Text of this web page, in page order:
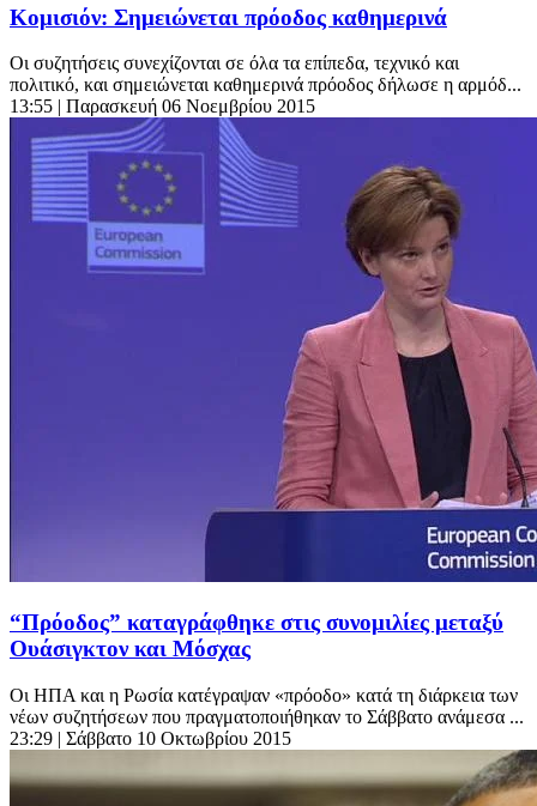
Κομισιόν: Σημειώνεται πρόοδος καθημερινά
Οι συζητήσεις συνεχίζονται σε όλα τα επίπεδα, τεχνικό και
πολιτικό, και σημειώνεται καθημερινά πρόοδος δήλωσε η αρμόδ...
13:55 | Παρασκευή 06 Νοεμβρίου 2015
“Πρόοδος” καταγράφθηκε στις συνομιλίες μεταξύ
Ουάσιγκτον και Μόσχας
Οι ΗΠΑ και η Ρωσία κατέγραψαν «πρόοδο» κατά τη διάρκεια των
νέων συζητήσεων που πραγματοποιήθηκαν το Σάββατο ανάμεσα ...
23:29 | Σάββατο 10 Οκτωβρίου 2015